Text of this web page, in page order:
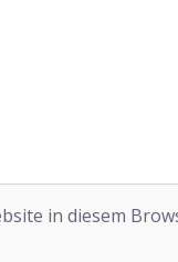
in diesem